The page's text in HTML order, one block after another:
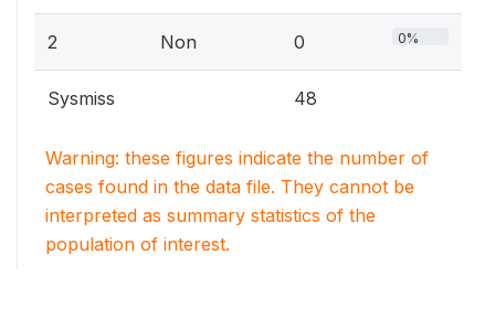
2 Non 0 0%
Sysmiss 48
Warning: these figures indicate the number of
cases found in the data file. They cannot be
interpreted as summary statistics of the
population of interest.